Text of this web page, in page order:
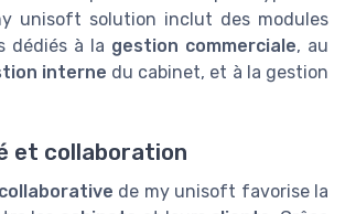
unisoft solution inclut des modules
dédiés à la gestion commerciale, au
interne du cabinet, et à la gestion
et collaboration
de my unisoft favorise la